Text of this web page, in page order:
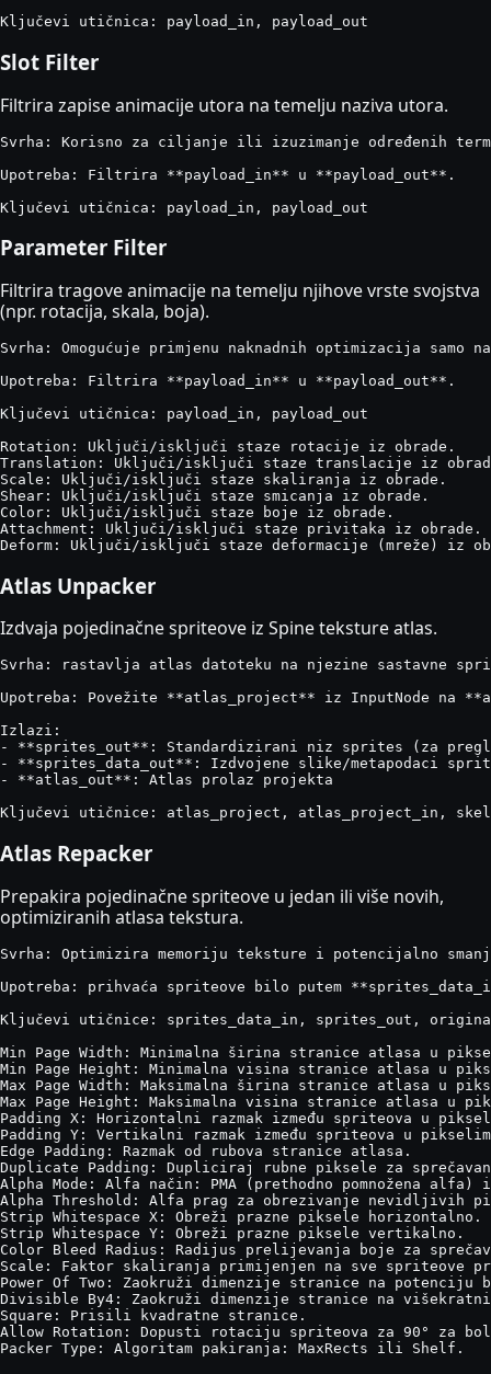
Ključevi utičnica: payload_in, payload_out
Slot Filter
Filtrira zapise animacije utora na temelju naziva utora.
Svrha: Korisno za ciljanje ili izuzimanje određenih
Upotreba: Filtrira **payload_in** u **payload_out**.
Ključevi utičnica: payload_in, payload_out
Parameter Filter
Filtrira tragove animacije na temelju njihove vrste svojstva
(npr. rotacija, skala, boja).
Svrha: Omogućuje primjenu naknadnih optimizacija samo
Upotreba: Filtrira **payload_in** u **payload_out**.
Ključevi utičnica: payload_in, payload_out
Rotation: Uključi/isključi staze rotacije iz obrade.
Translation: Uključi/isključi staze translacije iz
Scale: Uključi/isključi staze skaliranja iz obrade.
Shear: Uključi/isključi staze smicanja iz obrade.
Color: Uključi/isključi staze boje iz obrade.
Attachment: Uključi/isključi staze privitaka iz obrade.
Deform: Uključi/isključi staze deformacije (mreže) iz
Atlas Unpacker
Izdvaja pojedinačne spriteove iz Spine teksture atlas.
Svrha: rastavlja atlas datoteku na njezine sastavne
Upotreba: Povežite **atlas_project** iz InputNode na
Izlazi:
- **sprites_out**: Standardizirani niz sprites (za
- **sprites_data_out**: Izdvojene slike/metapodaci
- **atlas_out**: Atlas prolaz projekta
Ključevi utičnice: atlas_project, atlas_project_in,
Atlas Repacker
Prepakira pojedinačne spriteove u jedan ili više novih,
optimiziranih atlasa tekstura.
Svrha: Optimizira memoriju teksture i potencijalno
Upotreba: prihvaća spriteove bilo putem
Ključevi utičnice: sprites_data_in, sprites_out,
Min Page Width: Minimalna širina stranice atlasa u
Min Page Height: Minimalna visina stranice atlasa u
Max Page Width: Maksimalna širina stranice atlasa u
Max Page Height: Maksimalna visina stranice atlasa u
Padding X: Horizontalni razmak između spriteova u
Padding Y: Vertikalni razmak između spriteova u
Edge Padding: Razmak od rubova stranice atlasa.
Duplicate Padding: Dupliciraj rubne piksele za
Alpha Mode: Alfa način: PMA (prethodno pomnožena
Alpha Threshold: Alfa prag za obrezivanje nevidljivih
Strip Whitespace X: Obreži prazne piksele horizontalno.
Strip Whitespace Y: Obreži prazne piksele vertikalno.
Color Bleed Radius: Radijus prelijevanja boje za
Scale: Faktor skaliranja primijenjen na sve spriteove
Power Of Two: Zaokruži dimenzije stranice na potenciju
Divisible By4: Zaokruži dimenzije stranice na
Square: Prisili kvadratne stranice.
Allow Rotation: Dopusti rotaciju spriteova za 90° za
Packer Type: Algoritam pakiranja: MaxRects ili Shelf.